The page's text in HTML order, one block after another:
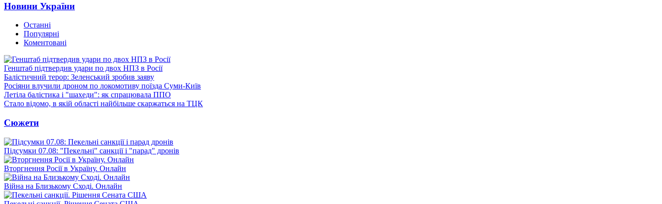
Новини України
Останні
Популярні
Коментовані
Генштаб підтвердив удари по двох НПЗ в Росії
Балістичний терор: Зеленський зробив заяву
Росіяни влучили дроном по локомотиву поїзда Суми-Київ
Летіла балістика і "шахеди": як спрацювала ППО
Стало відомо, в якій області найбільше скаржаться на ТЦК
Сюжети
Підсумки 07.08: "Пекельні" санкції і "парад" дронів
Вторгнення Росії в Україну. Онлайн
Війна на Близькому Сході. Онлайн